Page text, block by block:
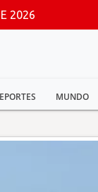
2026
MUNDO